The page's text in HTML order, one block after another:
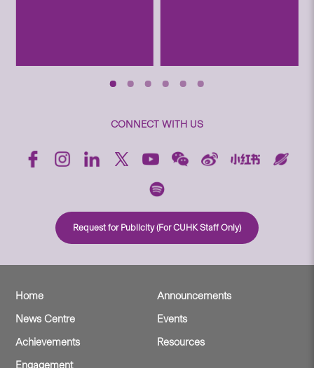
CONNECT WITH US
Request for Publicity (For CUHK Staff Only)
Home
Announcements
News Centre
Events
Achievements
Resources
Engagement